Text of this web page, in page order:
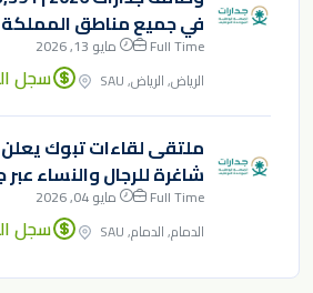
في جميع مناطق المملكة
Full Time
مايو 13, 2026
الرياض, الرياض, SAU
سجل
شاغرة للرجال والنساء عبر
Full Time
مايو 04, 2026
الدمام, الدمام, SAU
سجل